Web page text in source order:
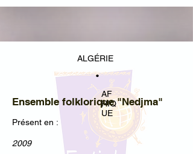
ALGÉRIE
•
AF
RIQ
UE
Ensemble folklorique "Nedjma"
Présent en :
2009